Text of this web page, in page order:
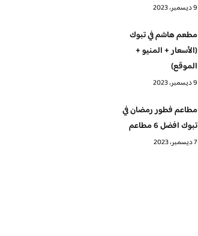
9 ديسمبر، 2023
مطعم هاشم في تبوك
(الأسعار + المنيو +
الموقع)
9 ديسمبر، 2023
مطاعم فطور رمضان في
تبوك افضل 6 مطاعم
7 ديسمبر، 2023